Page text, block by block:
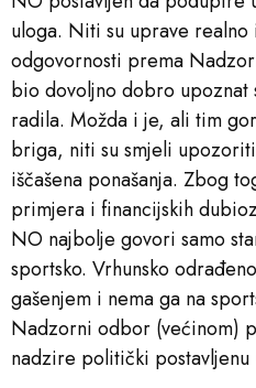
uloga. Niti su uprave realno
odgovornosti prema
bio dovoljno dobro upoznat
radila. Možda i je, ali tim
briga, niti su smjeli
iščašena ponašanja. Zbog
primjera i financijskih
NO najbolje govori samo
sportsko. Vrhunsko
gašenjem i nema ga na
Nadzorni odbor (većinom)
nadzire politički postavljenu